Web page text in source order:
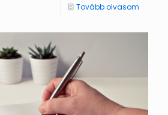
Tovább olvasom